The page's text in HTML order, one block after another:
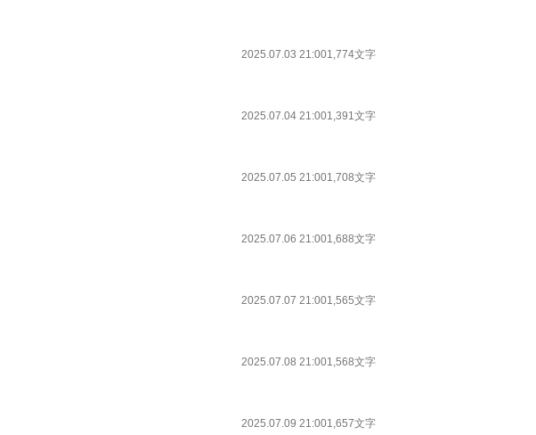
2025.07.03 21:001,774文字
2025.07.04 21:001,391文字
2025.07.05 21:001,708文字
2025.07.06 21:001,688文字
2025.07.07 21:001,565文字
2025.07.08 21:001,568文字
2025.07.09 21:001,657文字